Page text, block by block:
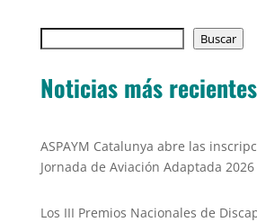
e
b
o
o
k
er l
p
p
Buscar
Noticias más recientes
ASPAYM Catalunya abre las
Jornada de Aviación Adaptada 2026
Los III Premios Nacionales de